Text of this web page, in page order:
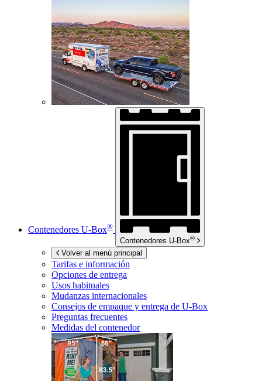
Contenedores U-Box®
Contenedores U-Box®
Volver al menú principal
Tarifas e información
Opciones de entrega
Usos habituales
Mudanzas internacionales
Consejos de empaque y entrega de U-Box
Preguntas frecuentes
Medidas del contenedor